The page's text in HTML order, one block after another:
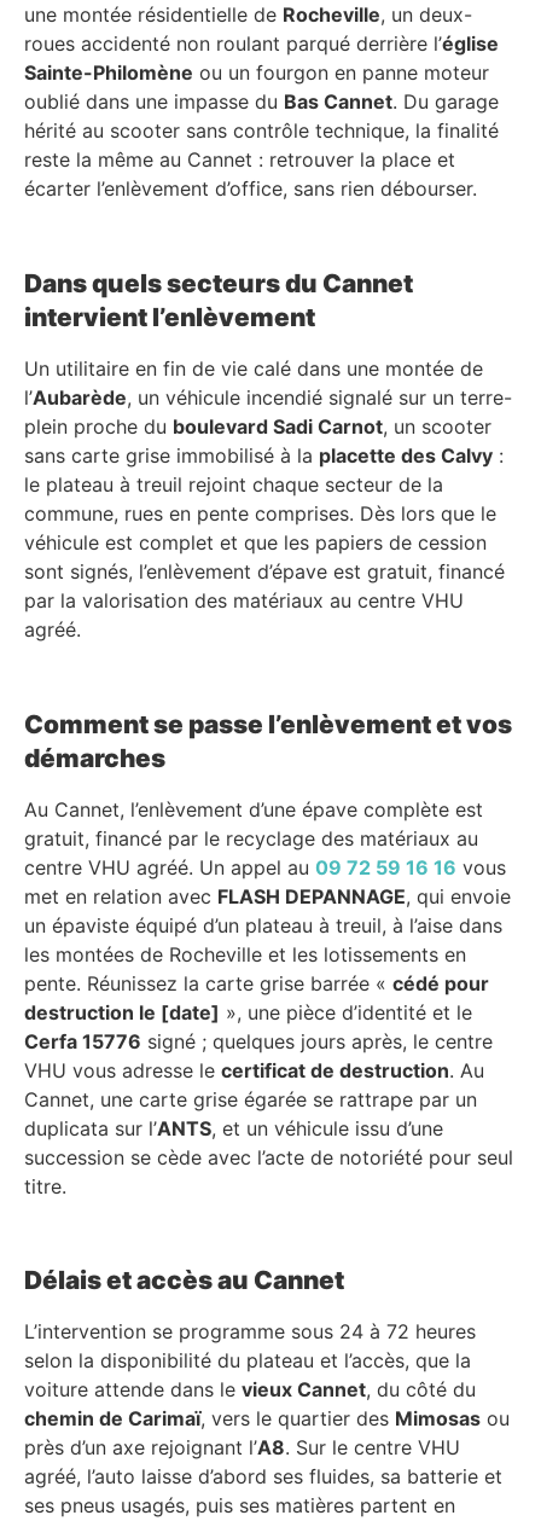
une montée résidentielle de Rocheville, un deux-
roues accidenté non roulant parqué derrière l’église
Sainte-Philomène ou un fourgon en panne moteur
oublié dans une impasse du Bas Cannet. Du garage
hérité au scooter sans contrôle technique, la finalité
reste la même au Cannet : retrouver la place et
écarter l’enlèvement d’office, sans rien débourser.
Dans quels secteurs du Cannet
intervient l’enlèvement
Un utilitaire en fin de vie calé dans une montée de
l’Aubarède, un véhicule incendié signalé sur un terre-
plein proche du boulevard Sadi Carnot, un scooter
sans carte grise immobilisé à la placette des Calvy :
le plateau à treuil rejoint chaque secteur de la
commune, rues en pente comprises. Dès lors que le
véhicule est complet et que les papiers de cession
sont signés, l’enlèvement d’épave est gratuit, financé
par la valorisation des matériaux au centre VHU
agréé.
Comment se passe l’enlèvement et vos
démarches
Au Cannet, l’enlèvement d’une épave complète est
gratuit, financé par le recyclage des matériaux au
centre VHU agréé. Un appel au 09 72 59 16 16 vous
met en relation avec FLASH DEPANNAGE, qui envoie
un épaviste équipé d’un plateau à treuil, à l’aise dans
les montées de Rocheville et les lotissements en
pente. Réunissez la carte grise barrée « cédé pour
destruction le [date] », une pièce d’identité et le
Cerfa 15776 signé ; quelques jours après, le centre
VHU vous adresse le certificat de destruction. Au
Cannet, une carte grise égarée se rattrape par un
duplicata sur l’ANTS, et un véhicule issu d’une
succession se cède avec l’acte de notoriété pour seul
titre.
Délais et accès au Cannet
L’intervention se programme sous 24 à 72 heures
selon la disponibilité du plateau et l’accès, que la
voiture attende dans le vieux Cannet, du côté du
chemin de Carimaï, vers le quartier des Mimosas ou
près d’un axe rejoignant l’A8. Sur le centre VHU
agréé, l’auto laisse d’abord ses fluides, sa batterie et
ses pneus usagés, puis ses matières partent en